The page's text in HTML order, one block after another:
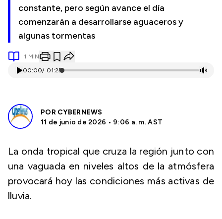
constante, pero según avance el día
comenzarán a desarrollarse aguaceros y
algunas tormentas
1 MIN
00:00/ 01:25
POR CYBERNEWS
11 de junio de 2026 • 9:06 a. m. AST
La onda tropical que cruza la región junto con
una vaguada en niveles altos de la atmósfera
provocará hoy las condiciones más activas de
lluvia.